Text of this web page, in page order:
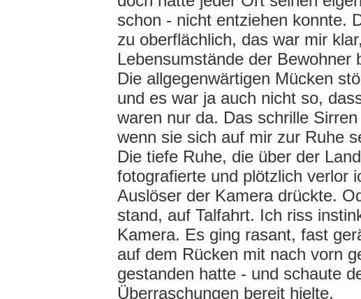
schon - nicht entziehen konnte.
zu oberflächlich, das war mir
Lebensumstände der Bewohner
Die allgegenwärtigen Mücken
und es war ja auch nicht so,
waren nur da. Das schrille
wenn sie sich auf mir zur Ruhe
Die tiefe Ruhe, die über der
fotografierte und plötzlich verlor
Auslöser der Kamera drückte.
stand, auf Talfahrt. Ich riss
Kamera. Es ging rasant, fast
auf dem Rücken mit nach vorn
gestanden hatte - und schaute
Überraschungen bereit hielte.